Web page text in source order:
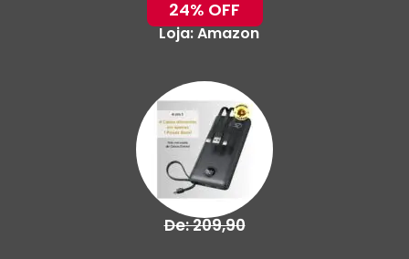
24% OFF
Loja:Amazon
De: 209,90